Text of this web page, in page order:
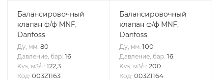
Балансировочный
клапан ф/ф MNF,
Danfoss
Ду, мм: 80
Давление, бар: 16
Kvs, м3/ч: 122,3
Код: 003Z1163
Балансировочный
клапан ф/ф MNF,
Danfoss
Ду, мм: 100
Давление, бар: 16
Kvs, м3/ч: 200
Код: 003Z1164